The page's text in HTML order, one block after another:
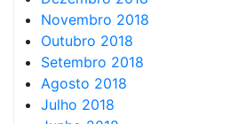
Novembro 2018
Outubro 2018
Setembro 2018
Agosto 2018
Julho 2018